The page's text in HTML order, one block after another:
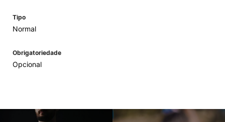
Tipo
Normal
Obrigatoriedade
Opcional